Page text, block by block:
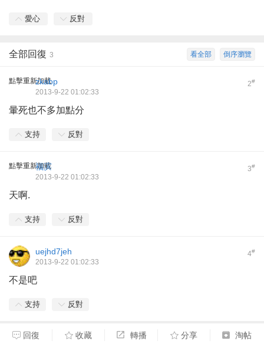
愛心 反對
倒序瀏覽
看全部
全部回復 3
點擊重新加載 2#
zkabp
2013-9-22 01:02:33
暈死也不多加點分
支持 反對
點擊重新加載 3#
福滨
2013-9-22 01:02:33
天啊.
支持 反對
4#
uejhd7jeh
2013-9-22 01:02:33
不是吧
支持 反對
回復 收藏 轉播 分享 淘帖